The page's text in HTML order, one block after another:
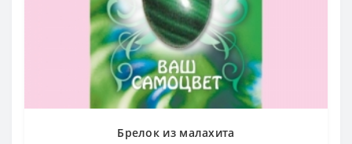
Брелок из малахита